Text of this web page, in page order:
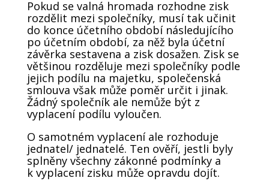
Pokud se valná hromada rozhodne zisk
rozdělit mezi společníky, musí tak učinit
do konce účetního období následujícího
po účetním období, za něž byla účetní
závěrka sestavena a zisk dosažen. Zisk se
většinou rozděluje mezi společníky podle
jejich podílu na majetku, společenská
smlouva však může poměr určit i jinak.
Žádný společník ale nemůže být z
vyplacení podílu vyloučen.
O samotném vyplacení ale rozhoduje
jednatel/ jednatelé. Ten ověří, jestli byly
splněny všechny zákonné podmínky a
k vyplacení zisku může opravdu dojít.